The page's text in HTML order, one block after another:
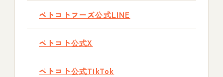
ペトコトフーズ公式LINE
ペトコト公式X
ペトコト公式TikTok